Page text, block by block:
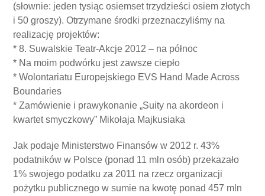
(słownie: jeden tysiąc osiemset trzydzieści osiem złotych
i 50 groszy). Otrzymane środki przeznaczyliśmy na
realizację projektów:
* 8. Suwalskie Teatr-Akcje 2012 – na północ
* Na moim podwórku jest zawsze ciepło
* Wolontariatu Europejskiego EVS Hand Made Across
Boundaries
* Zamówienie i prawykonanie „Suity na akordeon i
kwartet smyczkowy” Mikołaja Majkusiaka
Jak podaje Ministerstwo Finansów w 2012 r. 43%
podatników w Polsce (ponad 11 mln osób) przekazało
1% swojego podatku za 2011 na rzecz organizacji
pożytku publicznego w sumie na kwotę ponad 457 mln